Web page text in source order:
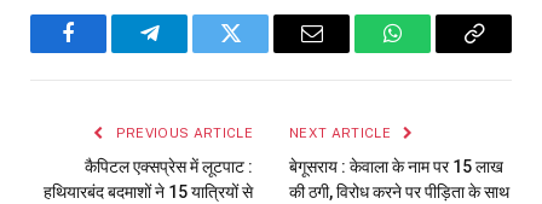
FacebookTelegramTwitter Email WhatsAppCopy
PREVIOUS ARTICLE
कैपिटल एक्सप्रेस में लूटपाट :
हथियारबंद बदमाशों ने 15 यात्रियों से
NEXT ARTICLE
बेगूसराय : केवाला के नाम पर 15 लाख
की ठगी, विरोध करने पर पीड़िता के साथ